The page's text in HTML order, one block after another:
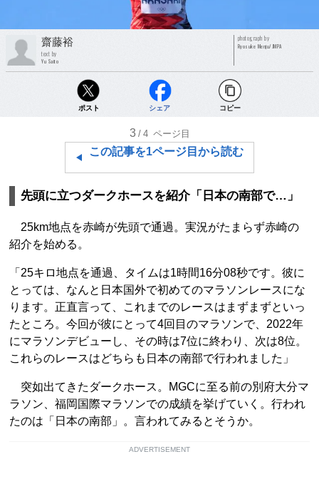
齋藤裕
text by
Yu Saito
photograph by
Ryosuke Menju/JMPA
ポスト シェア コピー
3 /4 ページ目
この記事を1ページ目から読む
先頭に立つダークホースを紹介「日本の南部で…」
25km地点を赤崎が先頭で通過。実況がたまらず赤崎の
紹介を始める。
「25キロ地点を通過、タイムは1時間16分08秒です。彼に
とっては、なんと日本国外で初めてのマラソンレースにな
ります。正直言って、これまでのレースはまずまずといっ
たところ。今回が彼にとって4回目のマラソンで、2022年
にマラソンデビューし、その時は7位に終わり、次は8位。
これらのレースはどちらも日本の南部で行われました」
突如出てきたダークホース。MGCに至る前の別府大分マ
ラソン、福岡国際マラソンでの成績を挙げていく。行われ
たのは「日本の南部」。言われてみるとそうか。
ADVERTISEMENT